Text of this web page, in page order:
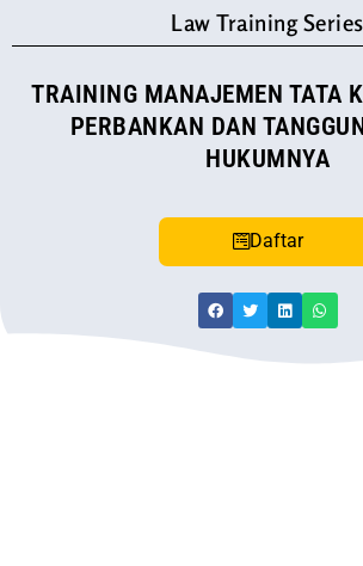
Law Training Series
TRAINING MANAJEMEN TATA
PERBANKAN DAN
HUKUMNYA
Daftar